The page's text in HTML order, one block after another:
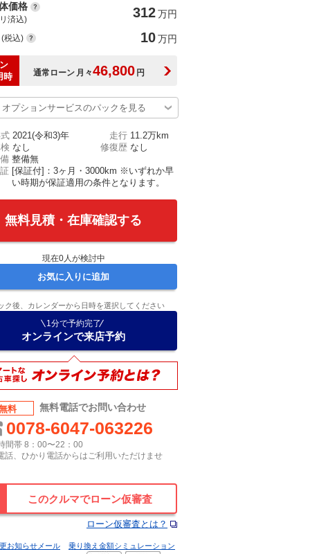
価格
済込) 312万円
(税込) 10万円
時
通常ローン 月々46,800 円
オプションサービスのパックを見る
2021(令和3)年 走行 11.2万km
なし 修復歴 なし
整備無
[保証付]：3ヶ月・3000km ※いずれか早
い時期が保証適用の条件となります。
無料見積・在庫確認する
現在0人が検討中
お気に入りに追加
ク後、カレンダーから日時を選択してください
1分で予約完了
オンラインで来店予約
料 無料電話でお問い合わせ
0078-6047-063226
間帯 8：00〜22：00
話、ひかり電話からはご利用いただけませ
このクルマでローン仮審査
ローン仮審査とは？
お知らせメール
乗り換え金額シミュレーション